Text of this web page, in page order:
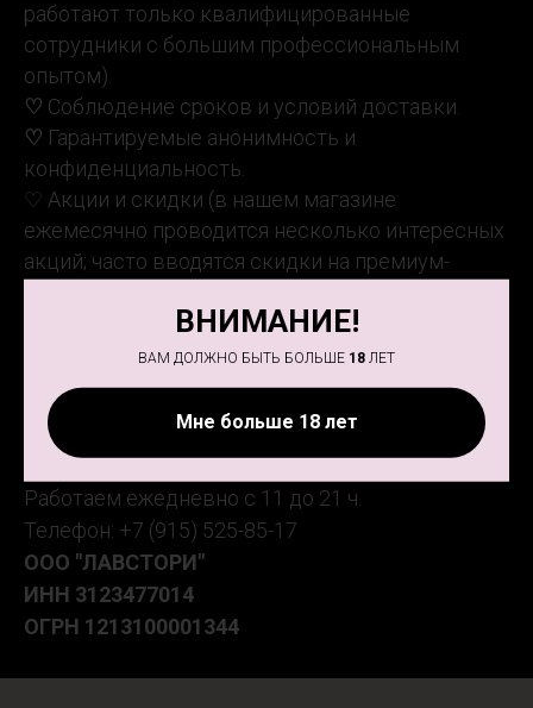
ВНИМАНИЕ!
ВАМ ДОЛЖНО БЫТЬ БОЛЬШЕ 18 ЛЕТ
Мне больше 18 лет
работают только квалифицированные
сотрудники с большим профессиональным
опытом).
♡ Соблюдение сроков и условий доставки.
♡ Гарантируемые анонимность и
конфиденциальность.
♡ Акции и скидки (в нашем магазине
ежемесячно проводится несколько интересных
акций; часто вводятся скидки на премиум-
Адрес магазина: ул. Есенина 7 (ТД "Галерея"),
3 этаж
Работаем ежедневно с 11 до 21 ч.
Телефон: +7 (915) 525-85-17
ООО "ЛАВСТОРИ"
ИНН 3123477014
ОГРН 1213100001344